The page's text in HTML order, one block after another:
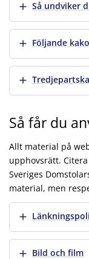
Visa merSå undviker
Visa merFöljande
Visa mer
Så får du
Allt material på
upphovsrätt.
Sveriges
material, men
Visa mer
Visa merBild och film